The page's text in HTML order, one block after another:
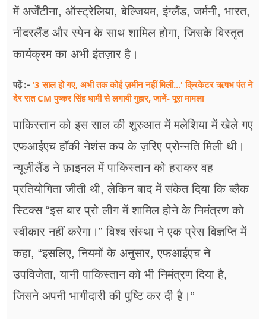
में अर्जेंटीना, ऑस्ट्रेलिया, बेल्जियम, इंग्लैंड, जर्मनी, भारत,
नीदरलैंड और स्पेन के साथ शामिल होगा, जिसके विस्तृत
कार्यक्रम का अभी इंतज़ार है।
पढ़ें :- '3 साल हो गए, अभी तक कोई ज़मीन नहीं मिली...' क्रिकेटर ऋषभ पंत ने
देर रात CM पुष्कर सिंह धामी से लगायी गुहार, जानें- पूरा मामला
पाकिस्तान को इस साल की शुरुआत में मलेशिया में खेले गए
एफआईएच हॉकी नेशंस कप के ज़रिए प्रोन्नति मिली थी।
न्यूज़ीलैंड ने फ़ाइनल में पाकिस्तान को हराकर वह
प्रतियोगिता जीती थी, लेकिन बाद में संकेत दिया कि ब्लैक
स्टिक्स “इस बार प्रो लीग में शामिल होने के निमंत्रण को
स्वीकार नहीं करेगा।” विश्व संस्था ने एक प्रेस विज्ञप्ति में
कहा, “इसलिए, नियमों के अनुसार, एफआईएच ने
उपविजेता, यानी पाकिस्तान को भी निमंत्रण दिया है,
जिसने अपनी भागीदारी की पुष्टि कर दी है।”